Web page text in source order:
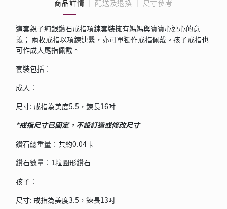
商品詳情 配送及退換 尺寸參考
這套親子純銀鑽石戒指項鍊套裝擁有媽媽與寶寶心連心的意
義； 兩枚戒指以項鍊連繫，亦可單獨作戒指佩戴。孩子戒指也
可作成人尾指佩戴。
套裝包括︰
成人︰
尺寸: 戒指為美度5.5，鍊長16吋
*戒指尺寸已固定，不設訂造或修改尺寸
鑽石總重量︰共約0.04卡
鑽石數量︰1粒圓形鑽石
孩子︰
尺寸: 戒指為美度3.5，鍊長13吋